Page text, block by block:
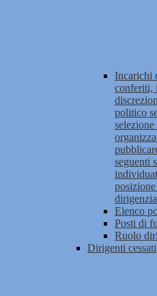
Incarichi
conferiti,
politico
seguenti
Elenco
Posti di
Ruolo
Dirigenti cessati